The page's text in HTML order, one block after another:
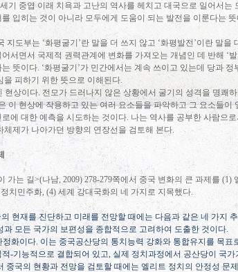
세기 중엽 이래 치욕과 고난의 역사를 헤치고 대국으로 일어서는
입히는 것이 아니라 모두에게 도움이 되는 발전을 이룬다는 뜻
지도부는 ‘화평굴기 ’란 말을 더 쓰지 않고 ‘화평발전 ’이란 말을
서면서 국제적 권력관계에 변화를 가져오는 개념인 데 반해 ‘
뜻이다. ‘화평굴기 ’가 민간에서는 계속 쓰이고 있는데 당과 정
을 피하기 위한 뜻으로 이해된다.
현상이다. 전모가 드러나지 않은 상황에서 굴기의 성격을 명쾌
이 현상에 작용하고 있는 여러 요소들을 파악하고 그 요소들이
에 대한 예측을 시도하는 것이다. 나는 역사를 공부한 사람으
체제가 나아가던 방향의 연장선을 검토해 본다.
가는 길>(나남, 2009) 278-279쪽에서 중국 변화의 큰 과제를(1)
정치민주화, (4) 세계 강대국화의 네 가지로 지목했다.
현재를 진단하고 미래를 전망할 때에는 다음과 같은 네 가지
과 모든 국가의 보편성을 종합적으로 고려하여 도출한 것이다.
정화이다. 이는 중국공산당의 통치능력 강화와 통합유지를 목표
-기능적으로 결합되어 있고, 실제 정치과정에서 공산당이 국가
중국의 현황과 전망을 검토할 때에는 엘리트 정치의 안정성 문